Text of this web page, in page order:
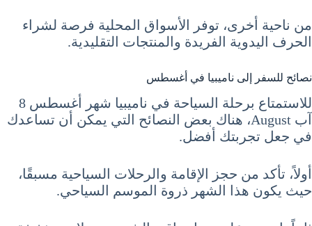
من ناحية أخرى، توفر الأسواق المحلية فرصة لشراء
الحرف اليدوية الفريدة والمنتجات التقليدية.
نصائح للسفر إلى ناميبيا في أغسطس
للاستمتاع برحلة السياحة في ناميبيا شهر أغسطس 8
آب August، هناك بعض النصائح التي يمكن أن تساعدك
في جعل تجربتك أفضل.
أولاً، تأكد من حجز الإقامة والرحلات السياحية مسبقًا،
حيث يكون هذا الشهر ذروة الموسم السياحي.